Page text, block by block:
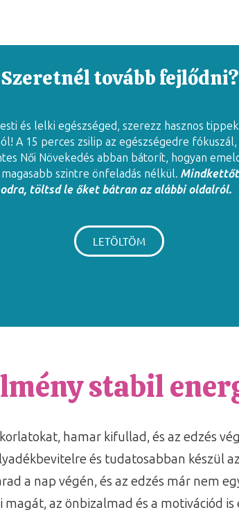
Szeretnél tovább fejlődni?
és lelki egészséged, szerezz hasznos
A 15 perces zsilip az egészségedre fókuszál,
Női Növekedés abban bátorít, hogyan
szintre önfeladás nélkül.
töltsd le őket bátran az alábbi oldalról.
LETÖLTÖM
stabil
hamar kifullad, és az edzés
és tudatosabban készül
a nap végén, és az edzés már nem
az önbizalmad és a motivációd is